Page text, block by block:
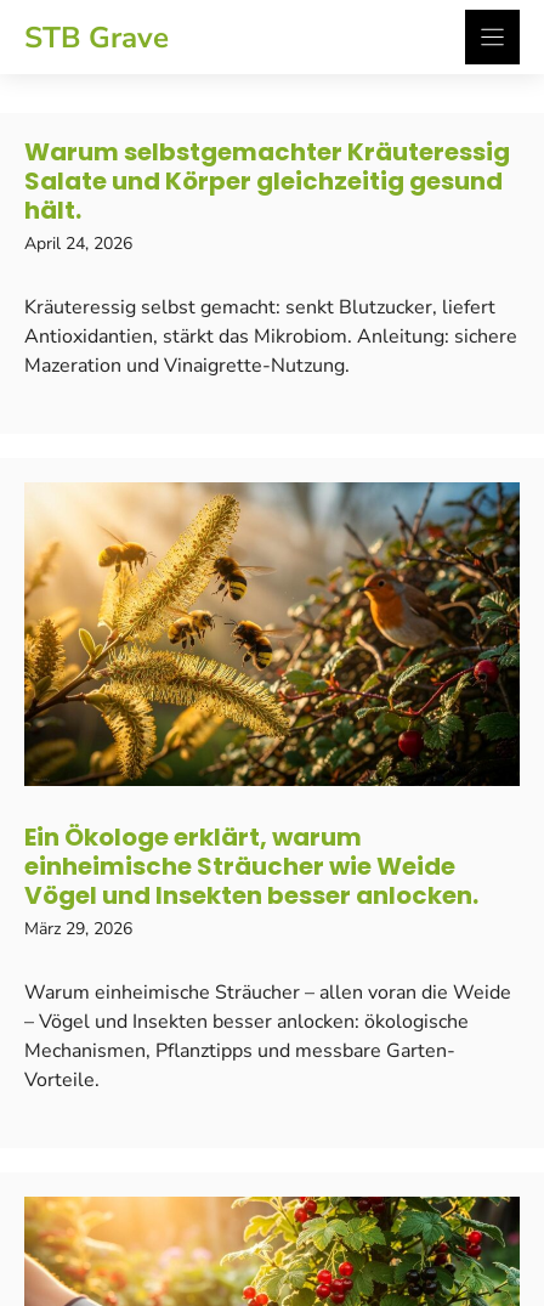
InhaltSTB Grave
Warum selbstgemachter Kräuteressig
Salate und Körper gleichzeitig gesund
hält.
April 24, 2026
Kräuteressig selbst gemacht: senkt Blutzucker, liefert
Antioxidantien, stärkt das Mikrobiom. Anleitung: sichere
Mazeration und Vinaigrette-Nutzung.
Ein Ökologe erklärt, warum
einheimische Sträucher wie Weide
Vögel und Insekten besser anlocken.
März 29, 2026
Warum einheimische Sträucher – allen voran die Weide
– Vögel und Insekten besser anlocken: ökologische
Mechanismen, Pflanztipps und messbare Garten-
Vorteile.